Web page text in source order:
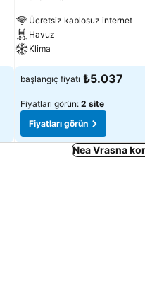
Ücretsiz kablosuz internet
Havuz
Klima
başlangıç fiyatı ₺5.037
Fiyatları görün: 2 site
Fiyatları görün
Nea Vrasna